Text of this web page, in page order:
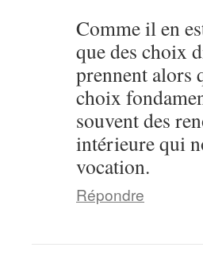
Comme il en
que des choix
prennent alors
choix
souvent des
intérieure qui
vocation.
Répondre